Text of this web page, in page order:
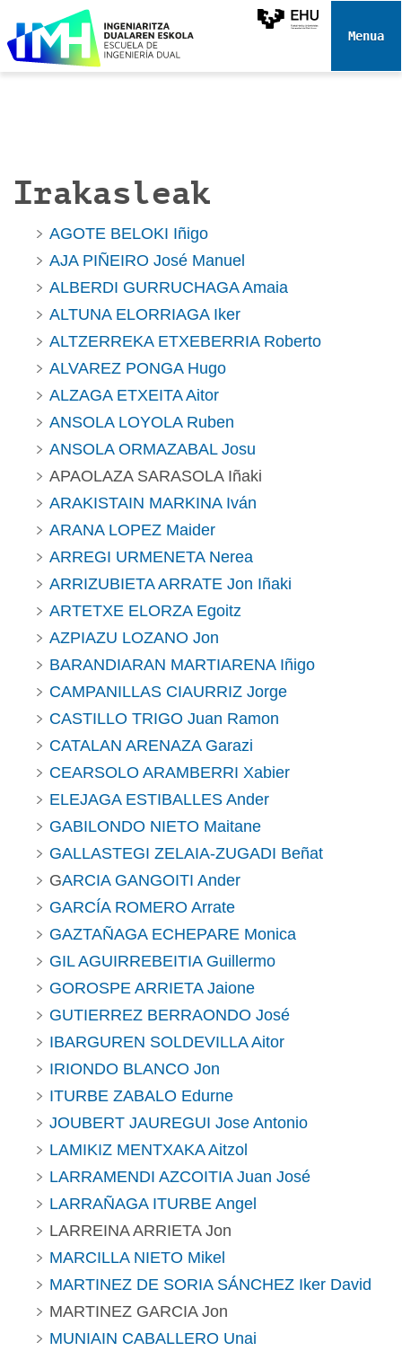
i
Toggle
Irakasleak
AGOTE BELOKI Iñigo
AJA PIÑEIRO José Manuel
ALBERDI GURRUCHAGA Amaia
ALTUNA ELORRIAGA Iker
ALTZERREKA ETXEBERRIA Roberto
ALVAREZ PONGA Hugo
ALZAGA ETXEITA Aitor
ANSOLA LOYOLA Ruben
ANSOLA ORMAZABAL Josu
APAOLAZA SARASOLA Iñaki
ARAKISTAIN MARKINA Iván
ARANA LOPEZ Maider
ARREGI URMENETA Nerea
ARRIZUBIETA ARRATE Jon Iñaki
ARTETXE ELORZA Egoitz
AZPIAZU LOZANO Jon
BARANDIARAN MARTIARENA Iñigo
CAMPANILLAS CIAURRIZ Jorge
CASTILLO TRIGO Juan Ramon
CATALAN ARENAZA Garazi
CEARSOLO ARAMBERRI Xabier
ELEJAGA ESTIBALLES Ander
GABILONDO NIETO Maitane
GALLASTEGI ZELAIA-ZUGADI Beñat
GARCIA GANGOITI Ander
GARCÍA ROMERO Arrate
GAZTAÑAGA ECHEPARE Monica
GIL AGUIRREBEITIA Guillermo
GOROSPE ARRIETA Jaione
GUTIERREZ BERRAONDO José
IBARGUREN SOLDEVILLA Aitor
IRIONDO BLANCO Jon
ITURBE ZABALO Edurne
JOUBERT JAUREGUI Jose Antonio
LAMIKIZ MENTXAKA Aitzol
LARRAMENDI AZCOITIA Juan José
LARRAÑAGA ITURBE Angel
LARREINA ARRIETA Jon
MARCILLA NIETO Mikel
MARTINEZ DE SORIA SÁNCHEZ Iker David
MARTINEZ GARCIA Jon
MUNIAIN CABALLERO Unai